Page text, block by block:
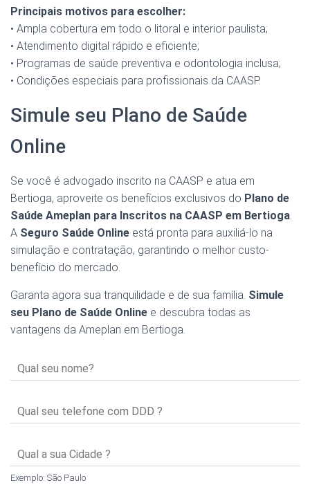
Principais motivos para escolher:
• Ampla cobertura em todo o litoral e interior paulista;
• Atendimento digital rápido e eficiente;
• Programas de saúde preventiva e odontologia inclusa;
• Condições especiais para profissionais da CAASP.
Simule seu Plano de Saúde
Online
Se você é advogado inscrito na CAASP e atua em
Bertioga, aproveite os benefícios exclusivos do Plano de
Saúde Ameplan para Inscritos na CAASP em Bertioga.
A Seguro Saúde Online está pronta para auxiliá-lo na
simulação e contratação, garantindo o melhor custo-
benefício do mercado.
Garanta agora sua tranquilidade e de sua família. Simule
seu Plano de Saúde Online e descubra todas as
vantagens da Ameplan em Bertioga.
Exemplo: São Paulo